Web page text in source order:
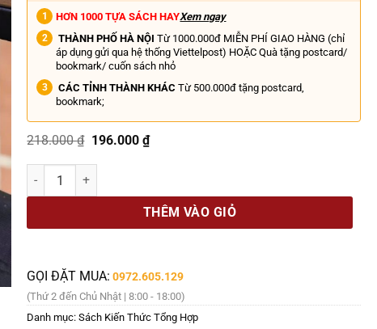
HƠN 1000 TỰA SÁCH HAYXem ngay
THÀNH PHỐ HÀ NỘI Từ 1000.000đ MIỄN PHÍ GIAO HÀNG (chỉ
áp dụng gửi qua hệ thống Viettelpost) HOẶC Quà tặng postcard/
bookmark/ cuốn sách nhỏ
CÁC TỈNH THÀNH KHÁC Từ 500.000đ tặng postcard,
bookmark;
218.000₫ Giá
là:
196.000₫Giá
BÁO CÁO PHÁP Y: Tái tạo cuộc sống thông qua cái chết - Sue
THÊM VÀO GIỎ
GỌI ĐẶT MUA: 0972.605.129
(Thứ 2 đến Chủ Nhật | 8:00 - 18:00)
Danh mục:Sách Kiến Thức Tổng Hợp